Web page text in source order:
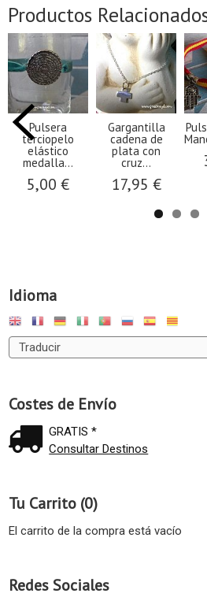
Idioma
Costes de Envío
GRATIS *
Consultar Destinos
Tu Carrito (0)
El carrito de la compra está vacío
Redes Sociales
Productos
Pulsera
terciopelo
elástico
medalla...
5,00 €
Gargantilla
cadena de
plata con
cruz...
17,95 €